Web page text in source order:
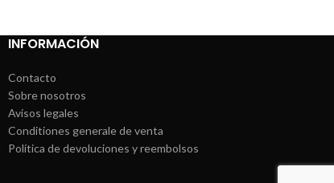
INFORMACIÓN
Contacto
Sobre nosotros
Avisos legales
Conditiones generale de venta
Política de devoluciones y reembolsos